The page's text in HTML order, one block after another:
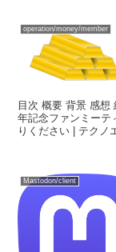
operation/money/member
目次 概要 背景 感想
年記念ファンミーテ
りください | テクノ
Mastodon/client